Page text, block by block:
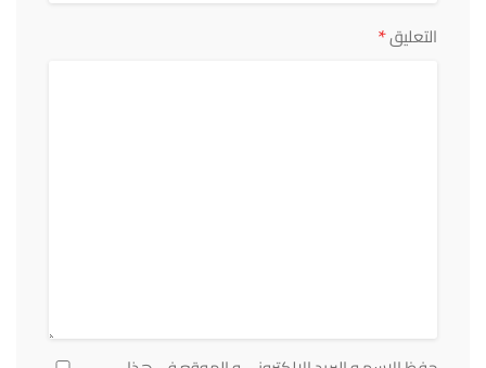
التعليق*